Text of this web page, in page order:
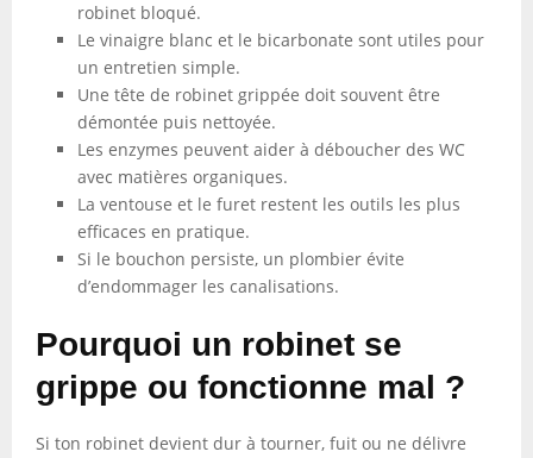
robinet bloqué.
Le vinaigre blanc et le bicarbonate sont utiles pour
un entretien simple.
Une tête de robinet grippée doit souvent être
démontée puis nettoyée.
Les enzymes peuvent aider à déboucher des WC
avec matières organiques.
La ventouse et le furet restent les outils les plus
efficaces en pratique.
Si le bouchon persiste, un plombier évite
d’endommager les canalisations.
Pourquoi un robinet se
grippe ou fonctionne mal ?
Si ton robinet devient dur à tourner, fuit ou ne délivre